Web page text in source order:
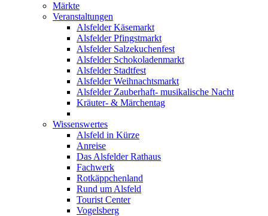
Märkte
Veranstaltungen
Alsfelder Käsemarkt
Alsfelder Pfingstmarkt
Alsfelder Salzekuchenfest
Alsfelder Schokoladenmarkt
Alsfelder Stadtfest
Alsfelder Weihnachtsmarkt
Alsfelder Zauberhaft- musikalische Nacht
Kräuter- & Märchentag
Wissenswertes
Alsfeld in Kürze
Anreise
Das Alsfelder Rathaus
Fachwerk
Rotkäppchenland
Rund um Alsfeld
Tourist Center
Vogelsberg